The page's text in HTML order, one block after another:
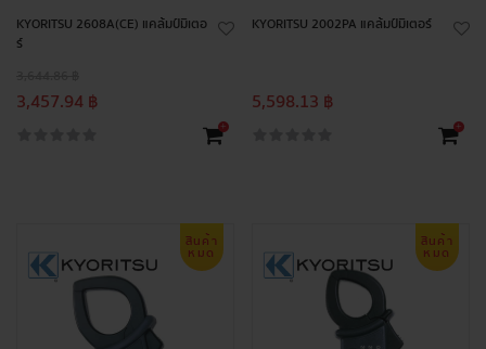
KYORITSU 2608A(CE) แคล้มป์มิเตอ
ร์
3,457.94 ฿
+
KYORITSU 2002PA แคล้มป์มิเตอร์
5,598.13 ฿
+
สินค้า
หมด
สินค้า
หมด